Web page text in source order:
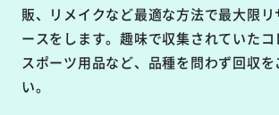
販、リメイクなど最適な方法で最大限
ースをします。趣味で収集されていた
スポーツ用品など、品種を問わず回収を
い。